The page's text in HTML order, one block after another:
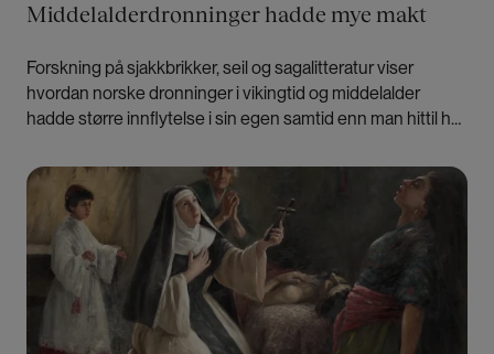
Middelalderdronninger hadde mye makt
Forskning på sjakkbrikker, seil og sagalitteratur viser
hvordan norske dronninger i vikingtid og middelalder
hadde større innflytelse i sin egen samtid enn man hittil har
Bilde